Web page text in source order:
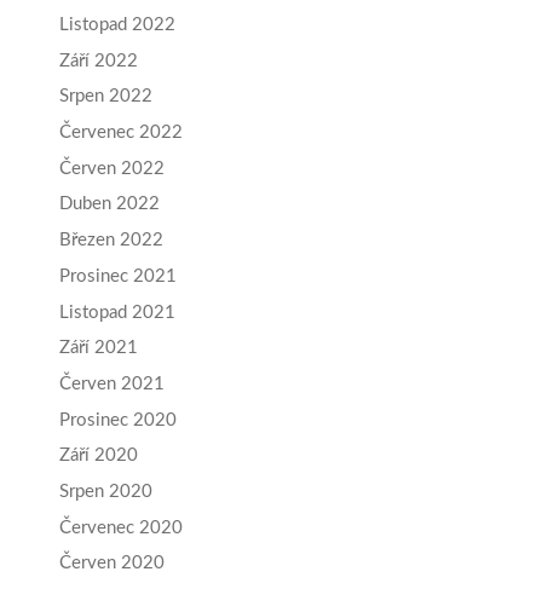
Listopad 2022
Září 2022
Srpen 2022
Červenec 2022
Červen 2022
Duben 2022
Březen 2022
Prosinec 2021
Listopad 2021
Září 2021
Červen 2021
Prosinec 2020
Září 2020
Srpen 2020
Červenec 2020
Červen 2020